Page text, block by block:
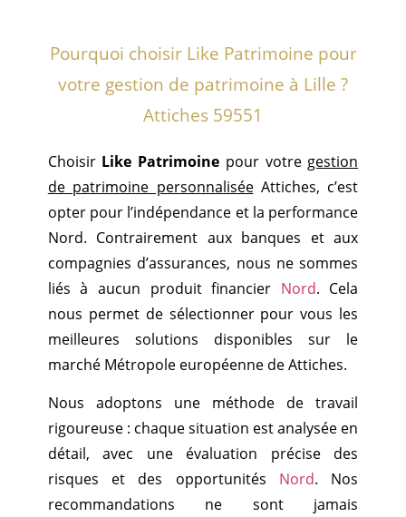
Pourquoi choisir Like Patrimoine pour
votre gestion de patrimoine à Lille ?
Attiches 59551
Choisir Like Patrimoine pour votre gestion
de patrimoine personnaliséeAttiches, c’est
opter pour l’indépendance et la performance
Nord. Contrairement aux banques et aux
compagnies d’assurances, nous ne sommes
liés à aucun produit financier Nord. Cela
nous permet de sélectionner pour vous les
meilleures solutions disponibles sur le
marché Métropole européenne de Attiches.
Nous adoptons une méthode de travail
rigoureuse : chaque situation est analysée en
détail, avec une évaluation précise des
risques et des opportunités Nord. Nos
recommandations ne sont jamais